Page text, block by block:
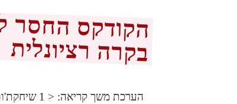
הקודקס החסר
בקרה רציונלית
הערכת משך קריאה: < 1